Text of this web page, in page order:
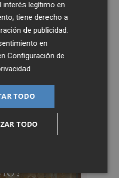
interés legítimo en
tiene derecho a
de publicidad.
en
Configuración de
TODO
TODO